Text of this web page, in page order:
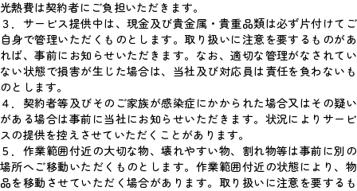
光熱費は契約者にご負担いただきます。
３．サービス提供中は、現金及び貴金属・貴重品類は必ず片付けてご
自身で管理いただくものとします。取り扱いに注意を要するものがあ
れば、事前にお知らせいただきます。なお、適切な管理がなされてい
ない状態で損害が生じた場合は、当社及び対応員は責任を負わないも
のとします。
４．契約者等及びそのご家族が感染症にかかられた場合又はその疑い
がある場合は事前に当社にお知らせいただきます。状況によりサービ
スの提供を控えさせていただくことがあります。
５．作業範囲付近の大切な物、壊れやすい物、割れ物等は事前に別の
場所へご移動いただくものとします。作業範囲付近の状態により、物
品を移動させていただく場合があります。取り扱いに注意を要するも